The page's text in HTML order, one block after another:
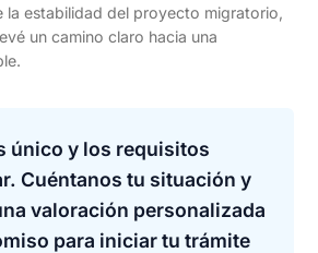
la estabilidad del proyecto migratorio,
un camino claro hacia una
único y los requisitos
Cuéntanos tu situación y
valoración personalizada
para iniciar tu trámite